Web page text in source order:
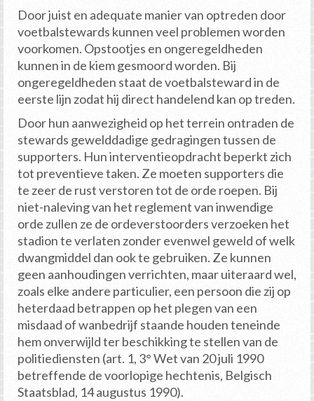
Door juist en adequate manier van optreden door
voetbalstewards kunnen veel problemen worden
voorkomen. Opstootjes en ongeregeldheden
kunnen in de kiem gesmoord worden. Bij
ongeregeldheden staat de voetbalsteward in de
eerste lijn zodat hij direct handelend kan op treden.
Door hun aanwezigheid op het terrein ontraden de
stewards gewelddadige gedragingen tussen de
supporters. Hun interventieopdracht beperkt zich
tot preventieve taken. Ze moeten supporters die
te zeer de rust verstoren tot de orde roepen. Bij
niet-naleving van het reglement van inwendige
orde zullen ze de ordeverstoorders verzoeken het
stadion te verlaten zonder evenwel geweld of welk
dwangmiddel dan ook te gebruiken. Ze kunnen
geen aanhoudingen verrichten, maar uiteraard wel,
zoals elke andere particulier, een persoon die zij op
heterdaad betrappen op het plegen van een
misdaad of wanbedrijf staande houden teneinde
hem onverwijld ter beschikking te stellen van de
politiediensten (art. 1, 3° Wet van 20 juli 1990
betreffende de voorlopige hechtenis, Belgisch
Staatsblad, 14 augustus 1990).